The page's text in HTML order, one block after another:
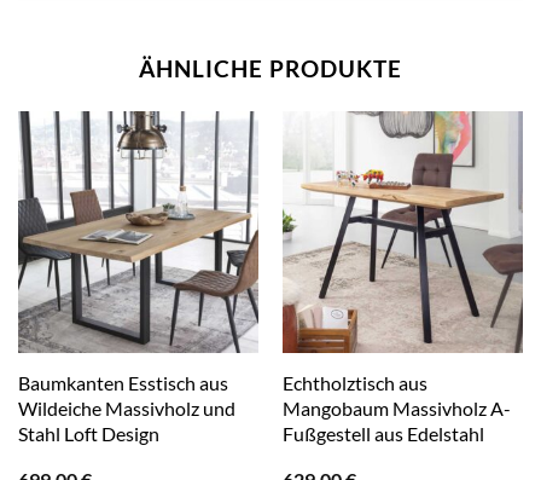
ÄHNLICHE PRODUKTE
Baumkanten Esstisch aus
Wildeiche Massivholz und
Stahl Loft Design
Echtholztisch aus
Mangobaum Massivholz A-
Fußgestell aus Edelstahl